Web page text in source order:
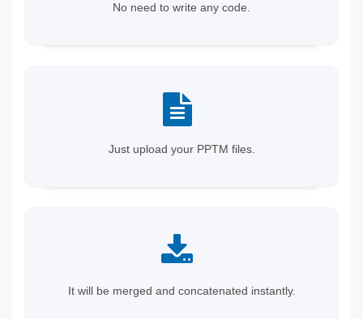
No need to write any code.
Just upload your PPTM files.
It will be merged and concatenated instantly.